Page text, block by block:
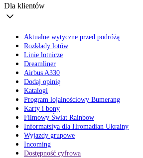
Dla klientów
Aktualne wytyczne przed podróżą
Rozkłady lotów
Linie lotnicze
Dreamliner
Airbus A330
Dodaj opinię
Katalogi
Program lojalnościowy Bumerang
Karty i bony
Filmowy Świat Rainbow
Informatsiya dla Hromadian Ukrainy
Wyjazdy grupowe
Incoming
Dostępność cyfrowa